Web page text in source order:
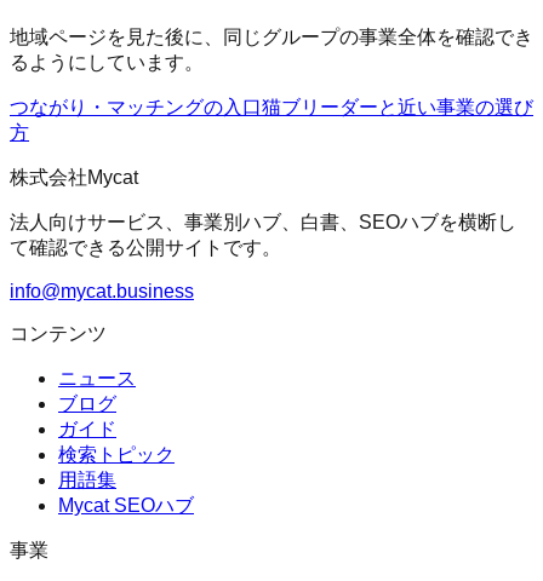
地域ページを見た後に、同じグループの事業全体を確認でき
るようにしています。
つながり・マッチングの入口猫ブリーダーと近い事業の選び
方
株式会社Mycat
法人向けサービス、事業別ハブ、白書、SEOハブを横断し
て確認できる公開サイトです。
info@mycat.business
コンテンツ
ニュース
ブログ
ガイド
検索トピック
用語集
Mycat SEOハブ
事業